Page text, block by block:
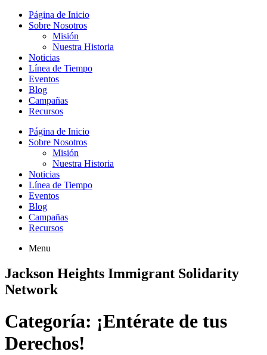
Página de Inicio
Sobre Nosotros
Misión
Nuestra Historia
Noticias
Línea de Tiempo
Eventos
Blog
Campañas
Recursos
Página de Inicio
Sobre Nosotros
Misión
Nuestra Historia
Noticias
Línea de Tiempo
Eventos
Blog
Campañas
Recursos
Menu
Jackson Heights Immigrant Solidarity
Network
Categoría: ¡Entérate de tus
Derechos!